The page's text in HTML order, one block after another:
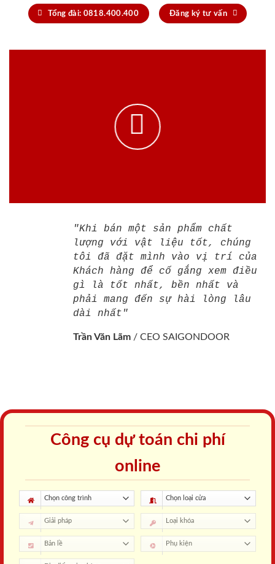
Tổng đài: 0818.400.400 Đăng ký tư vấn
"Khi bán một sản phẩm chất
lượng với vật liệu tốt, chúng
tôi đã đặt mình vào vị trí của
Khách hàng để cố gắng xem điều
gì là tốt nhất, bền nhất và
phải mang đến sự hài lòng lâu
dài nhất"
Trần Văn Lãm / CEO SAIGONDOOR
Công cụ dự toán chi phí
online